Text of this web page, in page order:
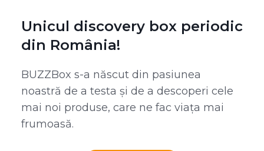
Unicul discovery box periodic
din România!
BUZZBox s-a născut din pasiunea
noastră de a testa și de a descoperi cele
mai noi produse, care ne fac viața mai
frumoasă.